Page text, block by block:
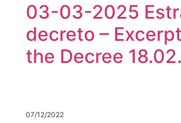
03-03-2025
decreto –
the Decree
07/12/2022